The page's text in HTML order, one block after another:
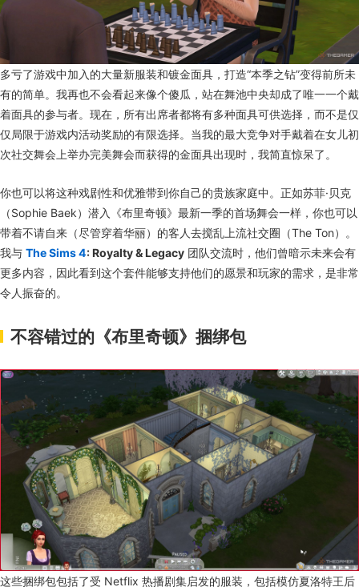
多亏了游戏中加入的大量新服装和镀金面具，打造“本季之钻”变得前所未
有的简单。我再也不会看起来像个傻瓜，站在舞池中央却成了唯一一个戴
着面具的参与者。现在，所有出席者都将有多种面具可供选择，而不是仅
仅局限于游戏内活动奖励的有限选择。当我的最大竞争对手戴着在女儿初
次社交舞会上举办完美舞会而获得的金面具出现时，我简直惊呆了。
你也可以将这种戏剧性和优雅带到你自己的贵族家庭中。正如苏菲·贝克
（Sophie Baek）潜入《布里奇顿》最新一季的首场舞会一样，你也可以
带着不请自来（尽管穿着华丽）的客人去搅乱上流社交圈（The Ton）。
我与 The Sims 4: Royalty & Legacy 团队交流时，他们曾暗示未来会有
更多内容，因此看到这个套件能够支持他们的愿景和玩家的需求，是非常
令人振奋的。
不容错过的《布里奇顿》捆绑包
这些捆绑包包括了受 Netflix 热播剧集启发的服装，包括模仿夏洛特王后